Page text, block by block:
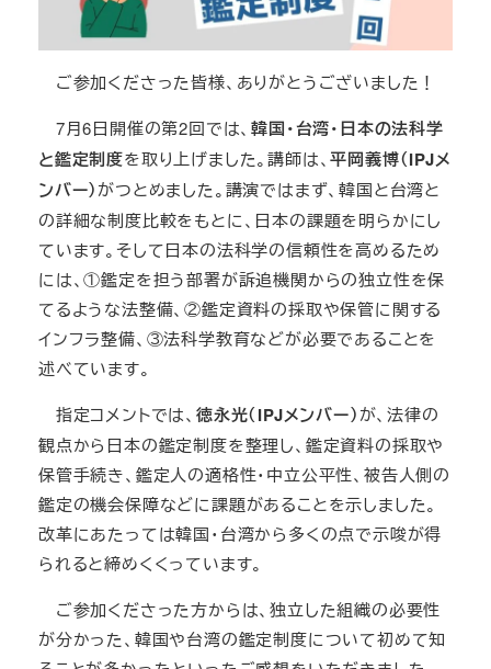
ご参加くださった皆様、ありがとうございました！
7月6日開催の第2回では、韓国・台湾・日本の法科学
と鑑定制度を取り上げました。講師は、平岡義博（IPJメ
ンバー）がつとめました。講演ではまず、韓国と台湾と
の詳細な制度比較をもとに、日本の課題を明らかにし
ています。そして日本の法科学の信頼性を高めるため
には、①鑑定を担う部署が訴追機関からの独立性を保
てるような法整備、②鑑定資料の採取や保管に関する
インフラ整備、③法科学教育などが必要であることを
述べています。
指定コメントでは、 徳永光（IPJメンバー）が、法律の
観点から日本の鑑定制度を整理し、鑑定資料の採取や
保管手続き、鑑定人の適格性・中立公平性、被告人側の
鑑定の機会保障などに課題があることを示しました。
改革にあたっては韓国・台湾から多くの点で示唆が得
られると締めくくっています。
ご参加くださった方からは、独立した組織の必要性
が分かった、韓国や台湾の鑑定制度について初めて知